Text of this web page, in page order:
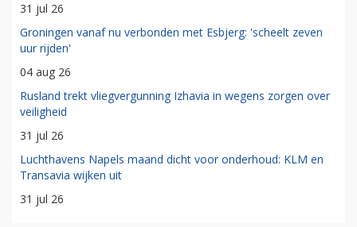
31 jul 26
Groningen vanaf nu verbonden met Esbjerg: 'scheelt zeven
uur rijden'
04 aug 26
Rusland trekt vliegvergunning Izhavia in wegens zorgen over
veiligheid
31 jul 26
Luchthavens Napels maand dicht voor onderhoud: KLM en
Transavia wijken uit
31 jul 26